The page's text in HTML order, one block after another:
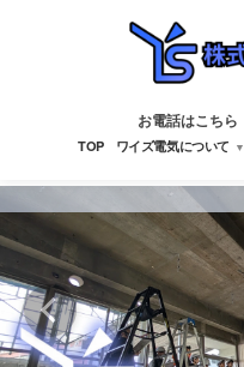
お電話はこちら
TOP ワイズ電気について ▼